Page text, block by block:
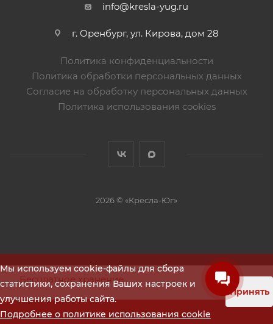
ЗАКАЗАТЬ
info@kresla-yug.ru
г. Оренбург, ул. Кирова, дом 28
Политика конфиденциальности
Политика обработки персональных данных
Согласие на обработку персональных данных
Политика использования cookies
2026 © «Кресла-Юг»
Бесплатное хранение
Помощь в тендере
Мы используем cookie-файлы для сбора
статистики, сохранения Ваших настроек и
улучшения работы сайта.
Подробнее о политике использования cookie
Принять